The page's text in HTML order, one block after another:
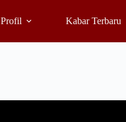
Profil Kabar Terbaru